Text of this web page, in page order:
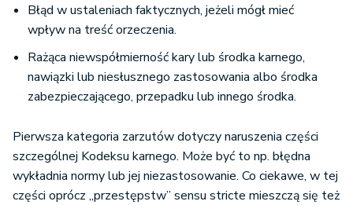
Błąd w ustaleniach faktycznych, jeżeli mógł mieć
wpływ na treść orzeczenia.
Rażąca niewspółmierność kary lub środka karnego,
nawiązki lub niesłusznego zastosowania albo środka
zabezpieczającego, przepadku lub innego środka.
Pierwsza kategoria zarzutów dotyczy naruszenia części
szczególnej Kodeksu karnego. Może być to np. błędna
wykładnia normy lub jej niezastosowanie. Co ciekawe, w tej
części oprócz „przestępstw” sensu stricte mieszczą się też